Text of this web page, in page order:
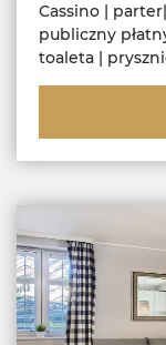
Cassino |
publiczny
toaleta |